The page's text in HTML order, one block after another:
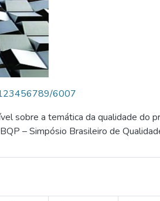
6007
sobre a temática da qualidade do
– Simpósio Brasileiro de